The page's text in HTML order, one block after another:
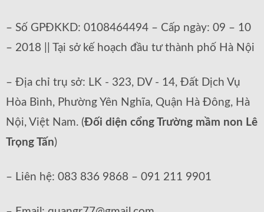
– Số GPĐKKD: 0108464494 – Cấp ngày: 09 – 10
– 2018 || Tại sở kế hoạch đầu tư thành phố Hà Nội
– Địa chỉ trụ sở: LK - 323, DV - 14, Đất Dịch Vụ
Hòa Bình, Phường Yên Nghĩa, Quận Hà Đông, Hà
Nội, Việt Nam. (Đối diện cổng Trường mầm non Lê
Trọng Tấn)
– Liên hệ: 083 836 9868 – 091 211 9901